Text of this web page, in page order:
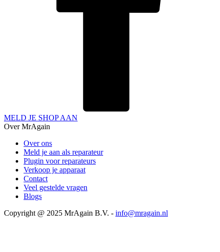
MELD JE SHOP AAN
Over MrAgain
Over ons
Meld je aan als reparateur
Plugin voor reparateurs
Verkoop je apparaat
Contact
Veel gestelde vragen
Blogs
Copyright @ 2025 MrAgain B.V. - info@mragain.nl